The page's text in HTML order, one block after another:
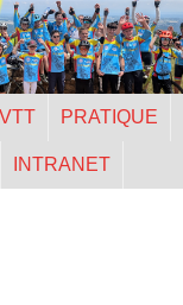
PRATIQUE
INTRANET